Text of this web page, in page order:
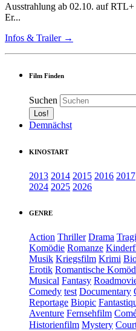
Ausstrahlung ab 02.10. auf
Er...
Infos & Trailer →
Film Finden
Suchen
Demnächst
KINOSTART
2013 2014 2015 2016 2017
2024 2025 2026
GENRE
Action Thriller Drama
Komödie Romanze
Musik Kriegsfilm Krimi
Erotik Romantische
Musical Fantasy
Comedy test Documentary
Reportage Biopic
Aventure Fernsehfilm
Historienfilm Mystery